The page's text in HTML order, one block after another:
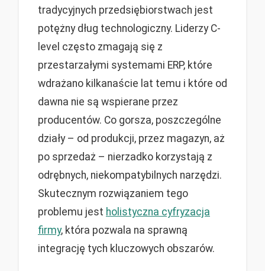
tradycyjnych przedsiębiorstwach jest
potężny dług technologiczny. Liderzy C-
level często zmagają się z
przestarzałymi systemami ERP, które
wdrażano kilkanaście lat temu i które od
dawna nie są wspierane przez
producentów. Co gorsza, poszczególne
działy – od produkcji, przez magazyn, aż
po sprzedaż – nierzadko korzystają z
odrębnych, niekompatybilnych narzędzi.
Skutecznym rozwiązaniem tego
problemu jest holistyczna cyfryzacja
firmy, która pozwala na sprawną
integrację tych kluczowych obszarów.